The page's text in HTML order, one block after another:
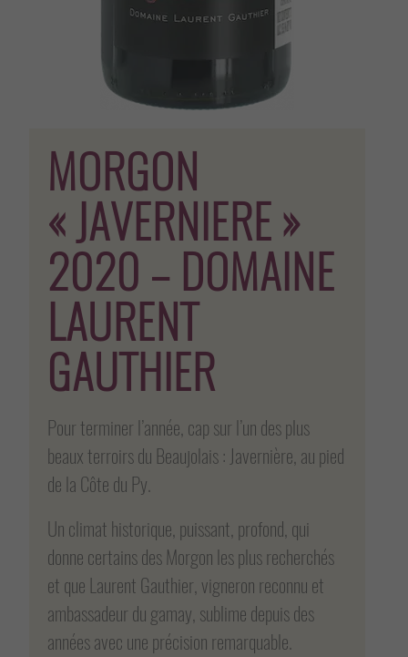
MORGON
« JAVERNIERE »
2020 – DOMAINE
LAURENT
GAUTHIER
Pour terminer l’année, cap sur l’un des plus
beaux terroirs du Beaujolais : Javernière, au pied
de la Côte du Py.
Un climat historique, puissant, profond, qui
donne certains des Morgon les plus recherchés
et que Laurent Gauthier, vigneron reconnu et
ambassadeur du gamay, sublime depuis des
années avec une précision remarquable.